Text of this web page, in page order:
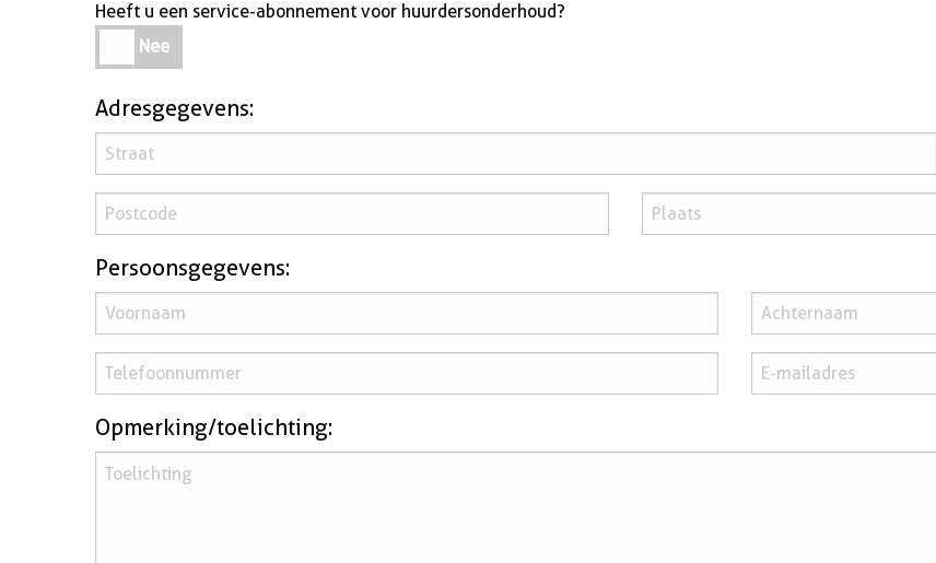
Heeft u een service-abonnement voor huurdersonderhoud?
u
een
service-
abonnement
voor
huurdersonderhoud
Nee
Adresgegevens:
Persoonsgegevens:
Opmerking/toelichting: